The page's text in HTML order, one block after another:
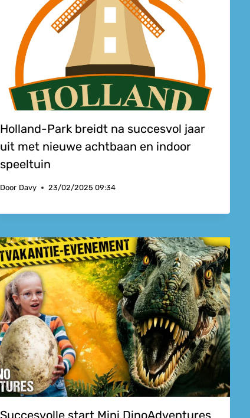
Holland-Park breidt na succesvol jaar
uit met nieuwe achtbaan en indoor
speeltuin
Door Davy 23/02/2025 09:34
Succesvolle start Mini DinoAdventures